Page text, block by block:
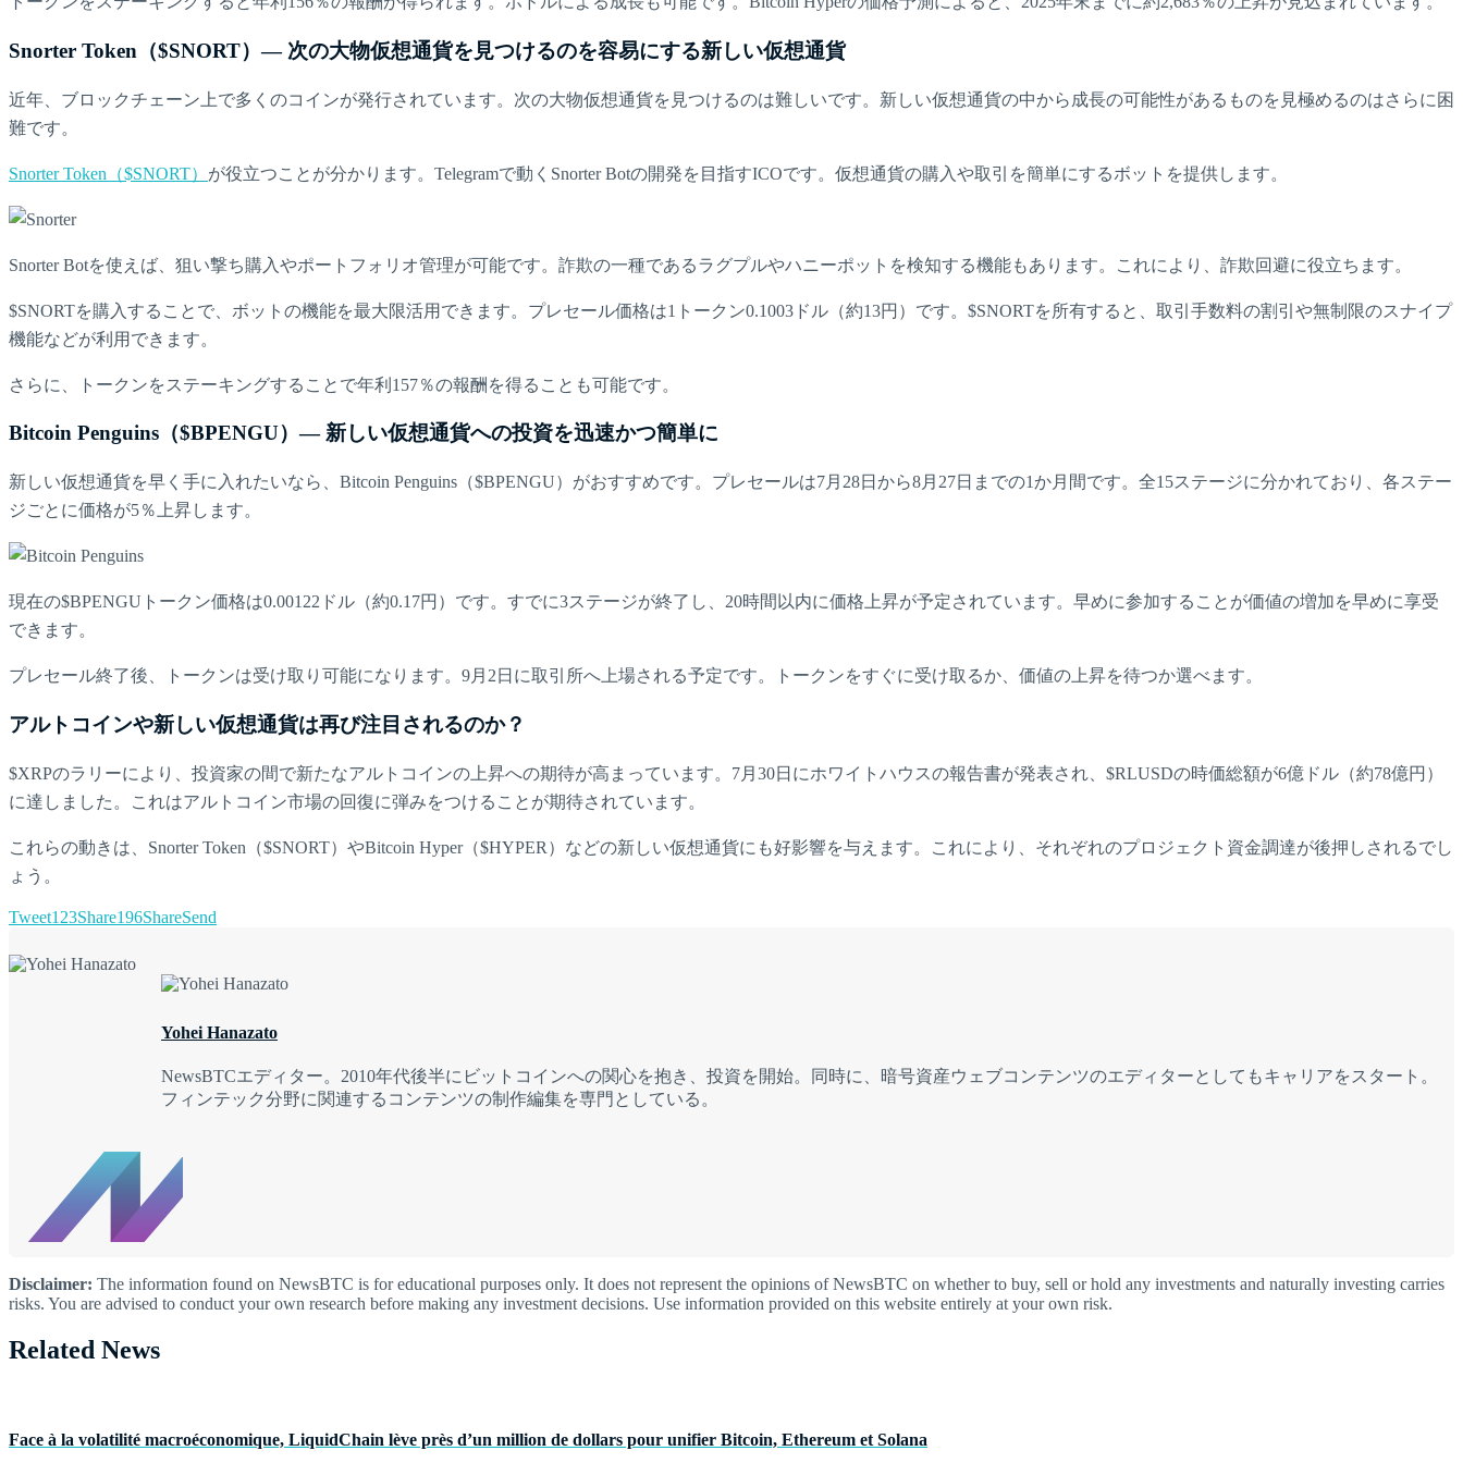
Snorter Token（$SNORT）— 次の大物仮想通貨を見つけるのを容易にする新しい仮想通貨
近年、ブロックチェーン上で多くのコインが発行されています。次の大物仮想通貨を見つけるのは難しいです。新しい仮想通貨の中から成長の可能性があるものを見極めるのはさらに困
難です。
Snorter Token（$SNORT） が役立つことが分かります。Telegramで動くSnorter Botの開発を目指すICOです。仮想通貨の購入や取引を簡単にするボットを提供します。
Snorter Botを使えば、狙い撃ち購入やポートフォリオ管理が可能です。詐欺の一種であるラグプルやハニーポットを検知する機能もあります。これにより、詐欺回避に役立ちます。
$SNORTを購入することで、ボットの機能を最大限活用できます。プレセール価格は1トークン0.1003ドル（約13円）です。$SNORTを所有すると、取引手数料の割引や無制限のスナイプ
機能などが利用できます。
さらに、トークンをステーキングすることで年利157％の報酬を得ることも可能です。
Bitcoin Penguins（$BPENGU）— 新しい仮想通貨への投資を迅速かつ簡単に
新しい仮想通貨を早く手に入れたいなら、Bitcoin Penguins（$BPENGU）がおすすめです。プレセールは7月28日から8月27日までの1か月間です。全15ステージに分かれており、各ステー
ジごとに価格が5％上昇します。
現在の$BPENGUトークン価格は0.00122ドル（約0.17円）です。すでに3ステージが終了し、20時間以内に価格上昇が予定されています。早めに参加することが価値の増加を早めに享受
できます。
プレセール終了後、トークンは受け取り可能になります。9月2日に取引所へ上場される予定です。トークンをすぐに受け取るか、価値の上昇を待つか選べます。
アルトコインや新しい仮想通貨は再び注目されるのか？
$XRPのラリーにより、投資家の間で新たなアルトコインの上昇への期待が高まっています。7月30日にホワイトハウスの報告書が発表され、$RLUSDの時価総額が6億ドル（約78億円）
に達しました。これはアルトコイン市場の回復に弾みをつけることが期待されています。
これらの動きは、Snorter Token（$SNORT）やBitcoin Hyper（$HYPER）などの新しい仮想通貨にも好影響を与えます。これにより、それぞれのプロジェクト資金調達が後押しされるでし
ょう。
Tweet123Share196ShareSend
Yohei Hanazato
NewsBTCエディター。2010年代後半にビットコインへの関心を抱き、投資を開始。同時に、暗号資産ウェブコンテンツのエディターとしてもキャリアをスタート。
フィンテック分野に関連するコンテンツの制作編集を専門としている。
Disclaimer: The information found on NewsBTC is for educational purposes only. It does not represent the opinions of NewsBTC on whether to buy, sell or hold any investments and naturally investing carries
risks. You are advised to conduct your own research before making any investment decisions. Use information provided on this website entirely at your own risk.
Related News
Face à la volatilité macroéconomique, LiquidChain lève près d’un million de dollars pour unifier Bitcoin, Ethereum et Solana